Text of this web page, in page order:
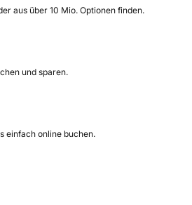
aus über 10 Mio. Optionen finden.
und sparen.
einfach online buchen.